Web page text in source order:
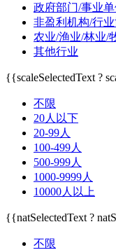
政府部门/事业单
非盈利机构/行
农业/渔业/林业/
其他行业
{{scaleSelectedText ?
不限
20人以下
20-99人
100-499人
500-999人
1000-9999人
10000人以上
{{natSelectedText ?
不限